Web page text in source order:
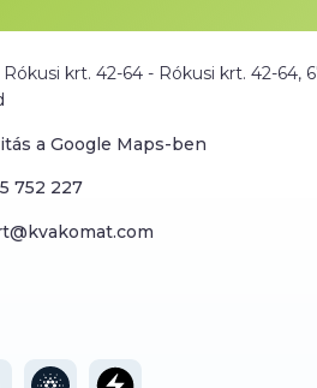
Rókusi krt. 42-64 - Rókusi krt. 42-64,
a Google Maps-ben
752 227